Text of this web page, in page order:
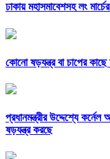
ঢাকায় মহাসমাবেশসহ লং
কোনো ষড়যন্ত্র বা চাপের
প্রধানমন্ত্রীর উদ্দেশ্যে কর্নেল
ষড়যন্ত্র করছে